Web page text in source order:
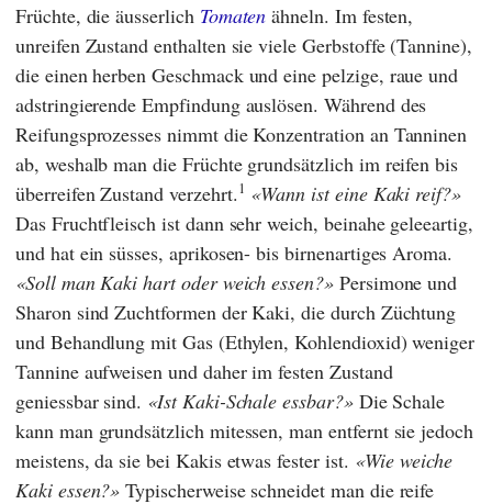
Früchte, die äusserlich Tomaten ähneln. Im festen,
unreifen Zustand enthalten sie viele Gerbstoffe (Tannine),
die einen herben Geschmack und eine pelzige, raue und
adstringierende Empfindung auslösen. Während des
Reifungsprozesses nimmt die Konzentration an Tanninen
ab, weshalb man die Früchte grundsätzlich im reifen bis
überreifen Zustand verzehrt.1
Wann ist eine Kaki reif?
Das Fruchtfleisch ist dann sehr weich, beinahe geleeartig,
und hat ein süsses, aprikosen- bis birnenartiges Aroma.
Soll man Kaki hart oder weich essen? Persimone und
Sharon sind Zuchtformen der Kaki, die durch Züchtung
und Behandlung mit Gas (Ethylen, Kohlendioxid) weniger
Tannine aufweisen und daher im festen Zustand
geniessbar sind.
Ist Kaki-Schale essbar? Die Schale
kann man grundsätzlich mitessen, man entfernt sie jedoch
meistens, da sie bei Kakis etwas fester ist.
Wie weiche
Kaki essen? Typischerweise schneidet man die reife